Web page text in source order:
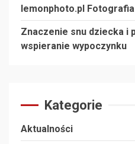
lemonphoto.pl
Znaczenie snu dziecka i
wspieranie wypoczynku
Kategorie
Aktualności